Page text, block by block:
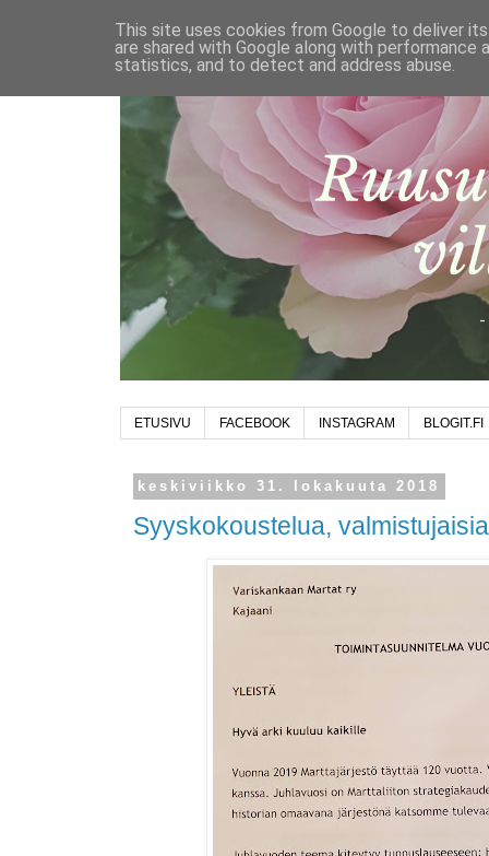
ETUSIVU FACEBOOK INSTAGRAM BLOGIT.FI
keskiviikko 31. lokakuuta 2018
Syyskokoustelua,
This site uses cookies from Google to deliver
are shared with Google along with
statistics, and to detect and address abuse.